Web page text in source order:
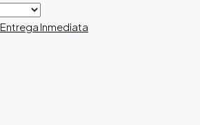
Entrega Inmediata